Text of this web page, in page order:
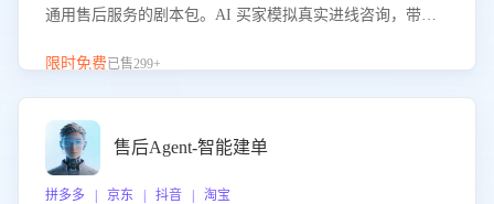
通用售后服务的剧本包。AI 买家模拟真实进线咨询，带您
的应对要点，轻松提升服务能力。
限时免费已售299+
售后Agent-智能建单
拼多多 | 京东 | 抖音 | 淘宝